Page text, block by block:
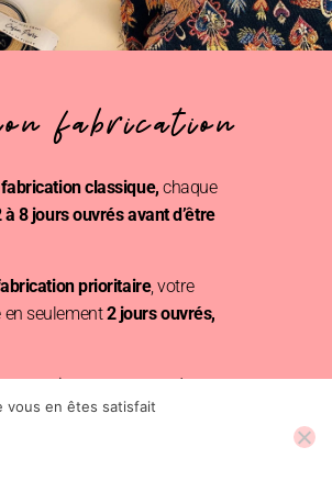
55.00
?
@Cofinparis
vous en êtes satisfait
fabrication
fabrication classique, chaque
à 8 jours ouvrés avant d’être
prioritaire, votre
seulement2 jours ouvrés,
option au moment du